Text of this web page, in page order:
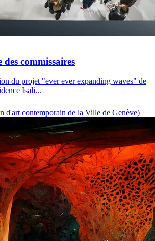
des commissaires
du projet "ever ever expanding waves" de
Isali...
d'art contemporain de la Ville de Genève)